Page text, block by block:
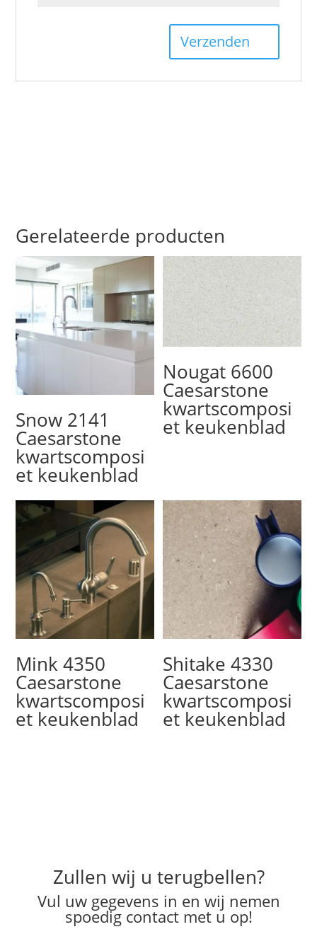
Gerelateerde producten
Snow 2141
Caesarstone
kwartscomposi
et keukenblad
Nougat 6600
Caesarstone
kwartscomposi
et keukenblad
Mink 4350
Caesarstone
kwartscomposi
et keukenblad
Shitake 4330
Caesarstone
kwartscomposi
et keukenblad
Zullen wij u terugbellen?
Vul uw gegevens in en wij nemen
spoedig contact met u op!